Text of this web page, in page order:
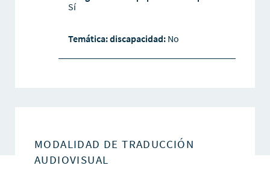
Sí
Temática: discapacidad: No
MODALIDAD DE TRADUCCIÓN
AUDIOVISUAL